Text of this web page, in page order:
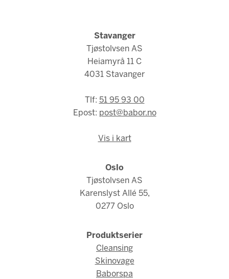
Stavanger
Tjøstolvsen AS
Heiamyrå 11 C
4031 Stavanger
Tlf: 51 95 93 00
Epost: post@babor.no
Vis i kart
Oslo
Tjøstolvsen AS
Karenslyst Allé 55,
0277 Oslo
Produktserier
Cleansing
Skinovage
Baborspa